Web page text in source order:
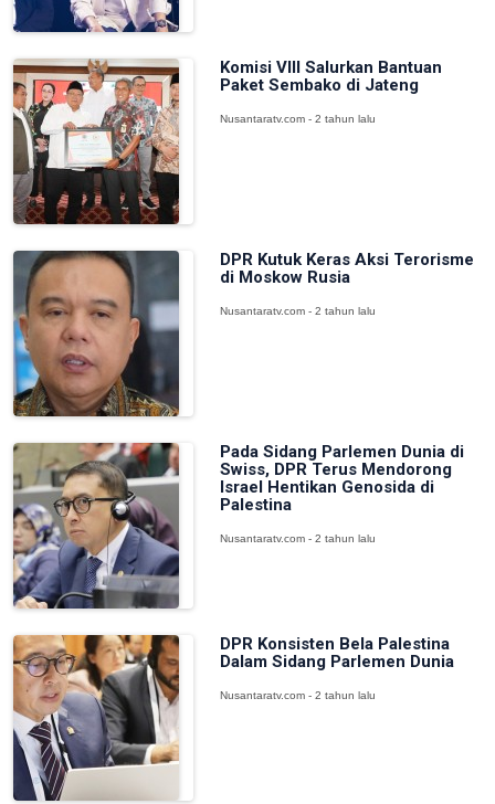
Komisi VIII Salurkan Bantuan
Paket Sembako di Jateng
Nusantaratv.com - 2 tahun lalu
DPR Kutuk Keras Aksi Terorisme
di Moskow Rusia
Nusantaratv.com - 2 tahun lalu
Pada Sidang Parlemen Dunia di
Swiss, DPR Terus Mendorong
Israel Hentikan Genosida di
Palestina
Nusantaratv.com - 2 tahun lalu
DPR Konsisten Bela Palestina
Dalam Sidang Parlemen Dunia
Nusantaratv.com - 2 tahun lalu